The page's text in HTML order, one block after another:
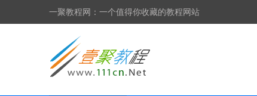
一聚教程网：一个值得你收藏的教程网站